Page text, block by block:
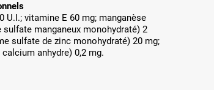
U.I.; vitamine E 60 mg; manganèse
manganeux monohydraté) 2
sulfate de zinc monohydraté) 20 mg;
anhydre) 0,2 mg.